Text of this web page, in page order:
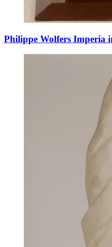
Philippe Wolfers Imperia